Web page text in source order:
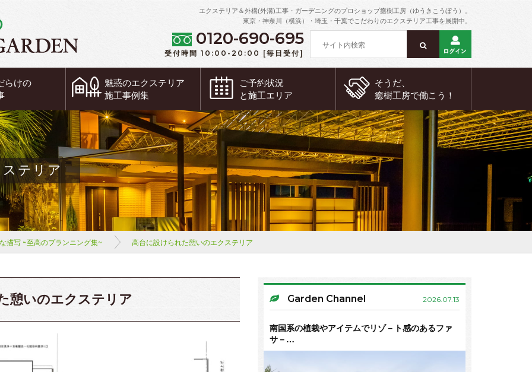
エクステリア＆外構(外溝)工事・ガーデニングのプロショップ癒樹工房（ゆうきこうぼう）。
東京・神奈川（横浜）・埼玉・千葉でこだわりのエクステリア工事を展開中。
0120-690-695
受付時間 10:00-20:00 [毎日受付]
らけの
魅惑のエクステリア
施工事例集
ご予約状況
と施工エリア
そうだ、
癒樹工房で働こう！
テリア
描写 ~至高のプランニング集~ 高台に設けられた憩いのエクステリア
憩いのエクステリア Garden Channel 2026.07.13
南国系の植栽やアイテムでリゾ－ト感のあるファ
サ－…